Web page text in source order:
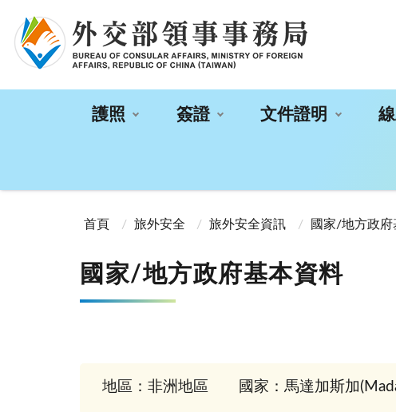
護照 簽證 文件證明
首頁
旅外安全 旅外安全資訊 國家/地方政府
國家/地方政府基本資料
地區：非洲地區 國家：馬達加斯加